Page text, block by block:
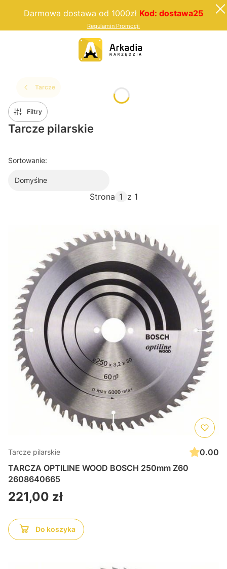
Darmowa dostawa od 1000zł Kod: dostawa25
Regulamin Promocji
Tarcze
Filtry
Tarcze pilarskie
Sortowanie:
Domyślne
Strona z 1
Tarcze pilarskie
0.00
TARCZA OPTILINE WOOD BOSCH 250mm Z60
2608640665
Cena
221,00 zł
Do koszyka